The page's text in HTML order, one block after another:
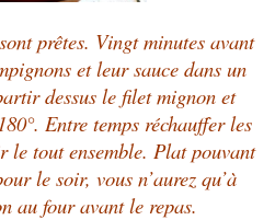
prêtes. Vingt minutes avant
et leur sauce dans un
dessus le filet mignon et
Entre temps réchauffer les
le tout ensemble. Plat pouvant
le soir, vous n’aurez qu’à
au four avant le repas.